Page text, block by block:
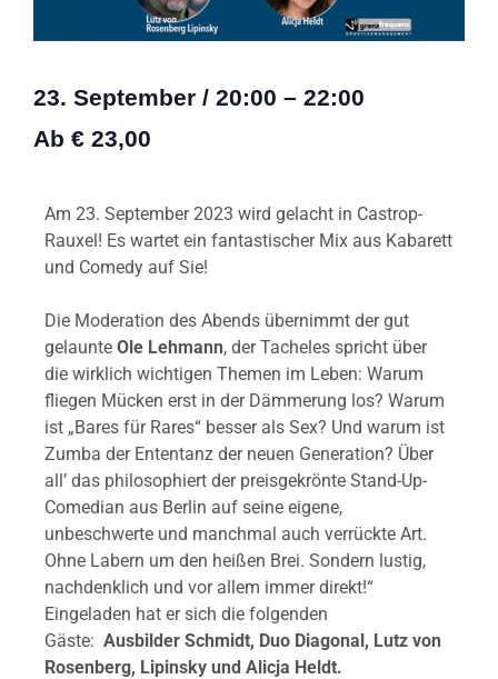
23. September / 20:00 – 22:00
Ab € 23,00
Am 23. September 2023 wird gelacht in Castrop-
Rauxel! Es wartet ein fantastischer Mix aus Kabarett
und Comedy auf Sie!
Die Moderation des Abends übernimmt der gut
gelaunte Ole Lehmann, der Tacheles spricht über
die wirklich wichtigen Themen im Leben: Warum
fliegen Mücken erst in der Dämmerung los? Warum
ist „Bares für Rares“ besser als Sex? Und warum ist
Zumba der Ententanz der neuen Generation? Über
all’ das philosophiert der preisgekrönte Stand-Up-
Comedian aus Berlin auf seine eigene,
unbeschwerte und manchmal auch verrückte Art.
Ohne Labern um den heißen Brei. Sondern lustig,
nachdenklich und vor allem immer direkt!“
Eingeladen hat er sich die folgenden
Gäste: Ausbilder Schmidt, Duo Diagonal, Lutz von
Rosenberg, Lipinsky und Alicja Heldt.